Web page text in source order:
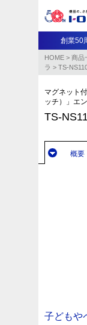
創業50
HOME > 商品
ラ > TS-
マグネット
ッチ）」エ
TS-
概要
子どもや